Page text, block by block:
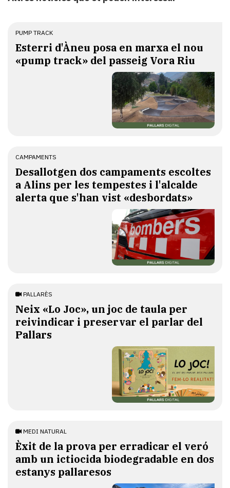
PUMP TRACK
Esterri d'Àneu posa en marxa el nou
«pump track» del passeig Vora Riu
CAMPAMENTS
​Desallotgen dos campaments escoltes
a Alins per les tempestes i l'alcalde
alerta que s'han vist «desbordats»
PALLARÈS
​Neix «Lo Joc», un joc de taula per
reivindicar i preservar el parlar del
Pallars
MEDI NATURAL
Èxit de la prova per erradicar el veró
amb un ictiocida biodegradable en dos
estanys pallaresos